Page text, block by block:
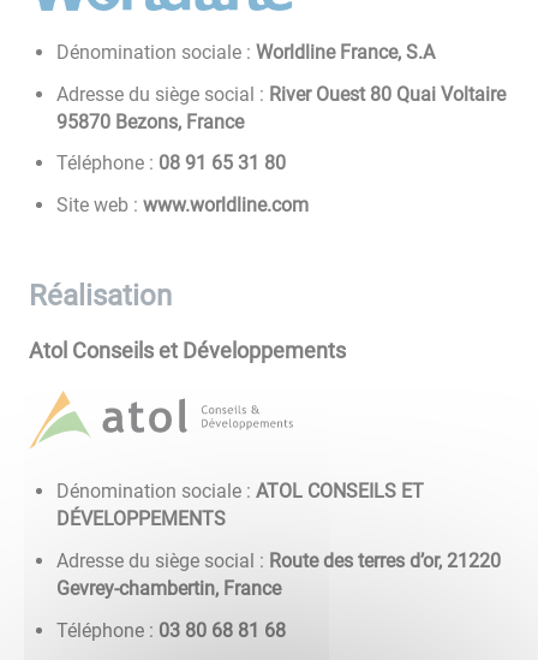
Dénomination sociale :Worldline France, S.A
Adresse du siège social : River Ouest 80 Quai Voltaire
95870 Bezons, France
Téléphone : 08 13 56 19 80
Site web : www.worldline.com
Réalisation
Atol Conseils et Développements
Dénomination sociale :ATOL CONSEILS ET
DÉVELOPPEMENTS
Adresse du siège social : Route des terres d’or, 21220
Gevrey-chambertin, France
Téléphone : 86 18 86 08 30